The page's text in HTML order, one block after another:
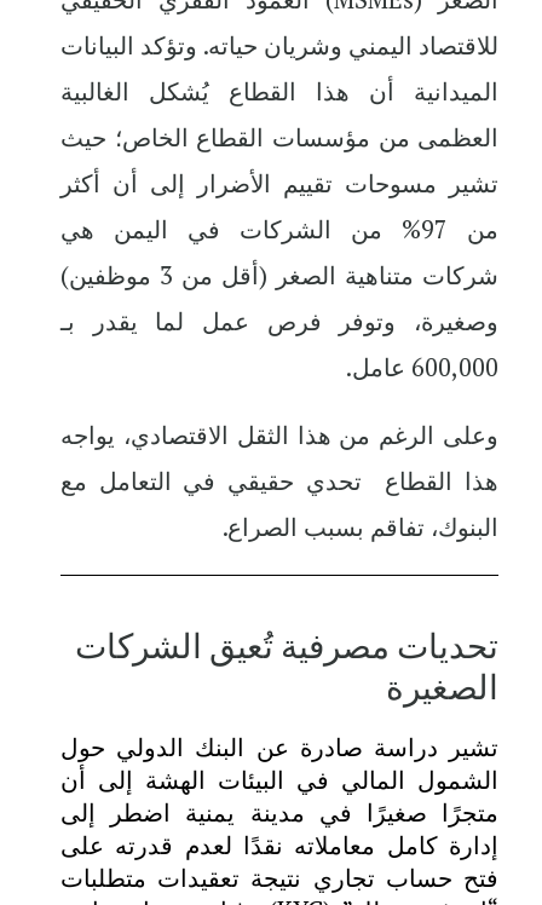
للاقتصاد اليمني وشريان حياته. وتؤكدالبيانات
الميدانية
أن هذا القطاع يُشكل الغالبية
العظمى من مؤسسات القطاع الخاص؛ حيث
تشير مسوحات تقييم الأضرار إلى أن أكثر
من 97% من الشركات في اليمن هي
شركات متناهية الصغر (أقل من 3 موظفين)
وصغيرة، وتوفر فرص عمل لما يقدر بـ
600,000 عامل.
وعلى الرغم من هذا الثقل الاقتصادي، يواجه
هذا القطاع تحدي حقيقي في التعامل مع
البنوك، تفاقم بسبب الصراع.
تحديات مصرفية تُعيق الشركات
الصغيرة
تشير دراسة صادرة عن البنك الدولي حول
الشمول المالي في البيئات الهشة إلى أن
متجرًا صغيرًا في مدينة يمنية اضطر إلى
إدارة كامل معاملاته نقدًا لعدم قدرته على
فتح حساب تجاري نتيجة تعقيدات متطلبات